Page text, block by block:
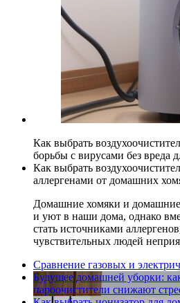
Как выбрать
борьбы с вирусами без вреда
Как выбрать
аллергенами от домашних
Домашние хомяки и
и уют в наши дома, однако
стать источниками
чувствительных людей
Сравнение газовых и
Будущее домашней уборки:
пароочистители снижают